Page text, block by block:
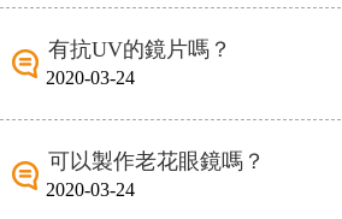
有抗UV的鏡片嗎？
2020-03-24
可以製作老花眼鏡嗎？
2020-03-24